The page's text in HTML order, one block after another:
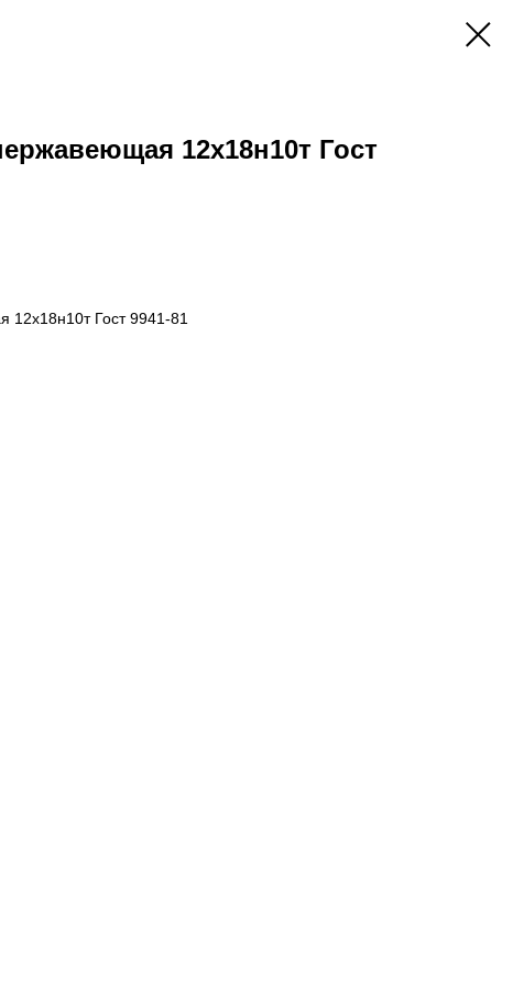
12х18н10т Гост
Гост 9941-81